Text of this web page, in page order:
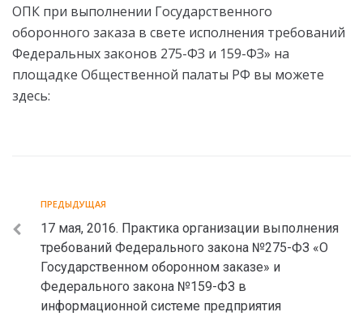
ОПК при выполнении Государственного
оборонного заказа в свете исполнения требований
Федеральных законов 275-ФЗ и 159-ФЗ» на
площадке Общественной палаты РФ вы можете
здесь:
ПРЕДЫДУЩАЯ
17 мая, 2016. Практика организации выполнения
требований Федерального закона №275-ФЗ «О
Государственном оборонном заказе» и
Федерального закона №159-ФЗ в
информационной системе предприятия